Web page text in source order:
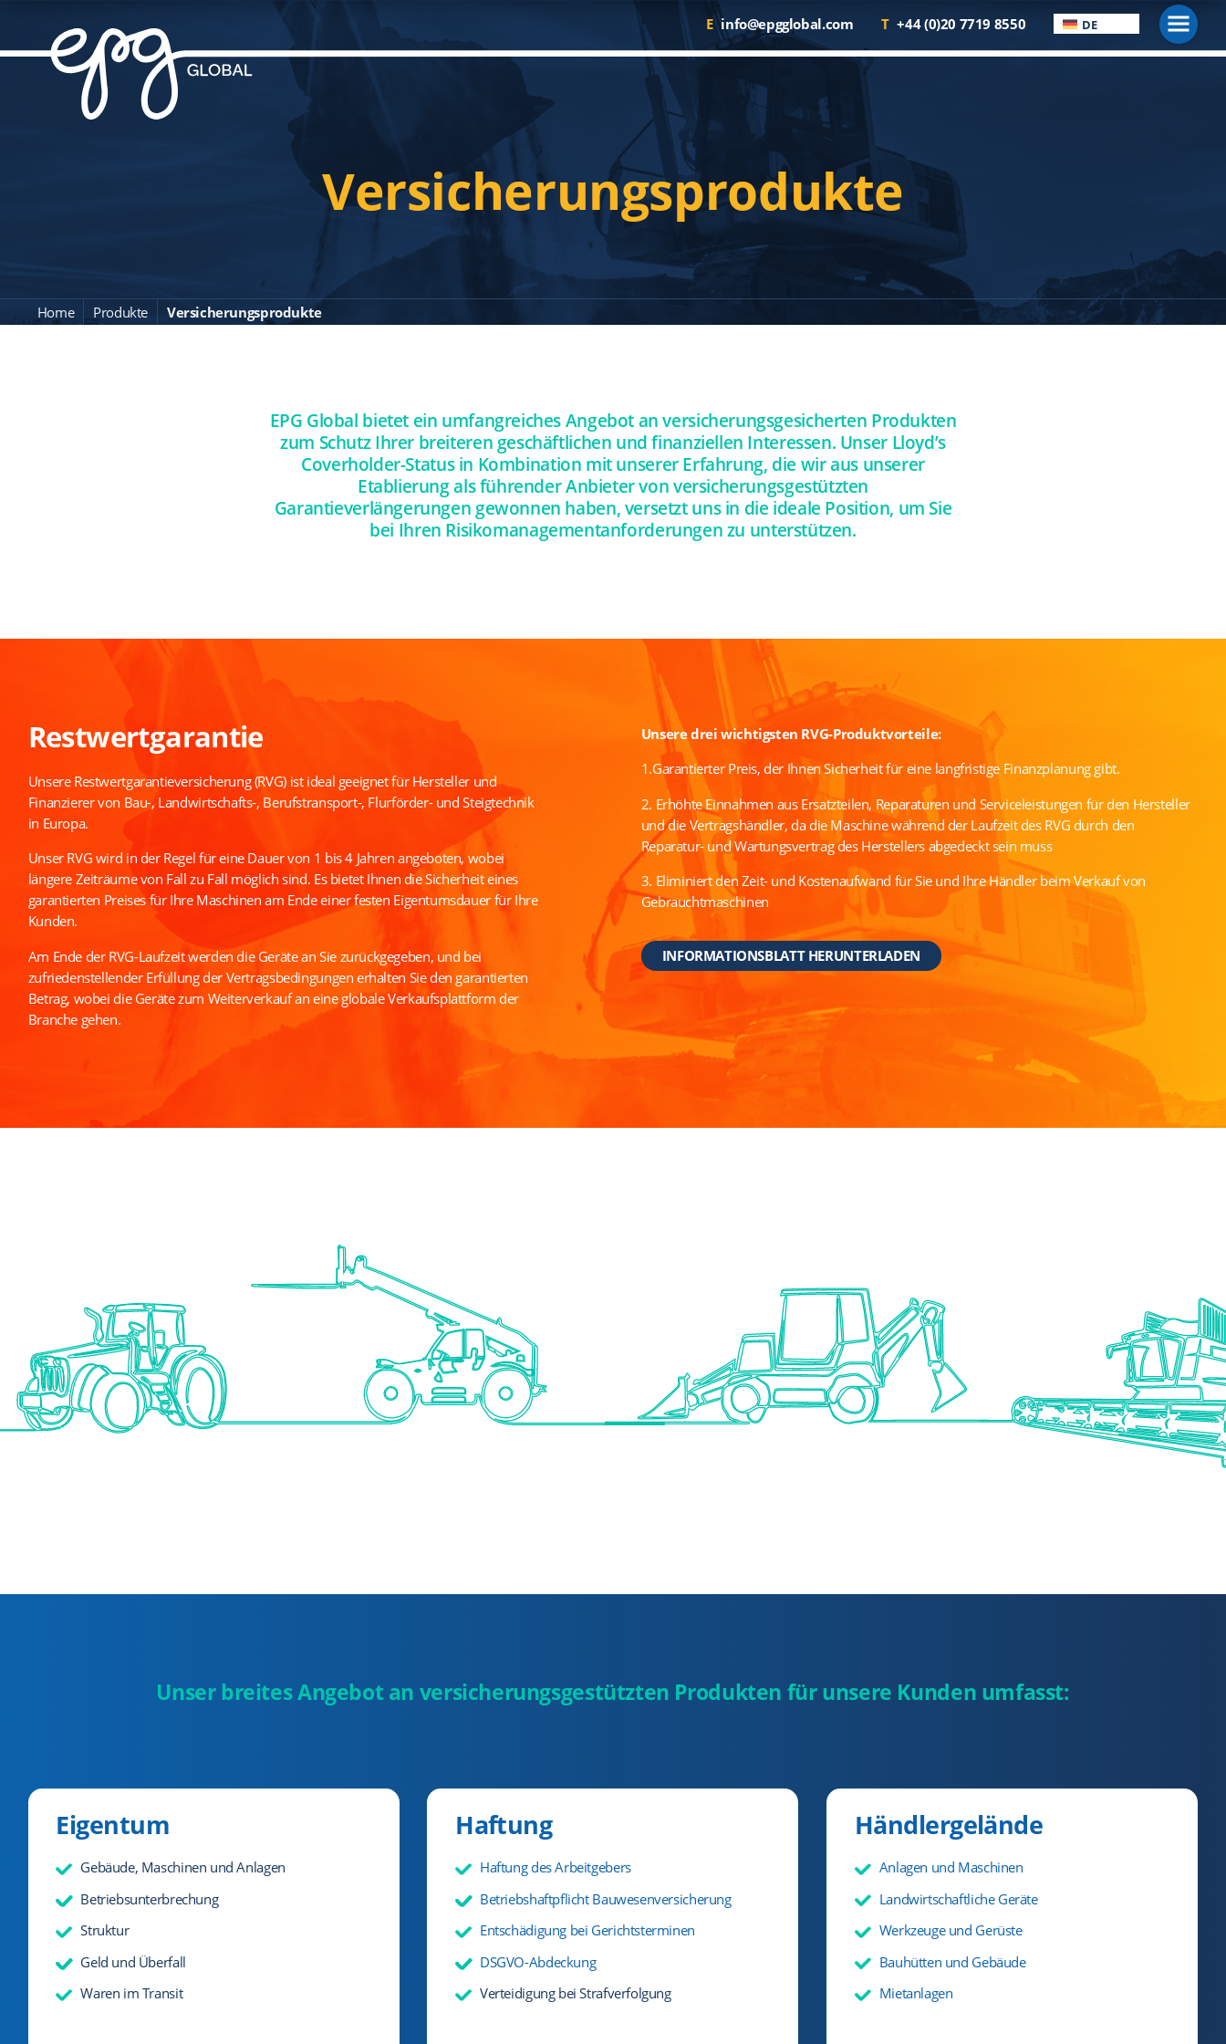
E info@epgglobal.com T +44 (0)20 7719 8550 DE
Versicherungsprodukte
Home Produkte Versicherungsprodukte
EPG Global bietet ein umfangreiches Angebot an versicherungsgesicherten Produkten
zum Schutz Ihrer breiteren geschäftlichen und finanziellen Interessen. Unser Lloyd’s
Coverholder-Status in Kombination mit unserer Erfahrung, die wir aus unserer
Etablierung als führender Anbieter von versicherungsgestützten
Garantieverlängerungen gewonnen haben, versetzt uns in die ideale Position, um Sie
bei Ihren Risikomanagementanforderungen zu unterstützen.
Restwertgarantie
Unsere Restwertgarantieversicherung (RVG) ist ideal geeignet für Hersteller und
Finanzierer von Bau-, Landwirtschafts-, Berufstransport-, Flurförder- und Steigtechnik
in Europa.
Unser RVG wird in der Regel für eine Dauer von 1 bis 4 Jahren angeboten, wobei
längere Zeiträume von Fall zu Fall möglich sind. Es bietet Ihnen die Sicherheit eines
garantierten Preises für Ihre Maschinen am Ende einer festen Eigentumsdauer für Ihre
Kunden.
Am Ende der RVG-Laufzeit werden die Geräte an Sie zurückgegeben, und bei
zufriedenstellender Erfüllung der Vertragsbedingungen erhalten Sie den garantierten
Betrag, wobei die Geräte zum Weiterverkauf an eine globale Verkaufsplattform der
Branche gehen.
Unsere drei wichtigsten RVG-Produktvorteile:
1.Garantierter Preis, der Ihnen Sicherheit für eine langfristige Finanzplanung gibt.
2. Erhöhte Einnahmen aus Ersatzteilen, Reparaturen und Serviceleistungen für den Hersteller
und die Vertragshändler, da die Maschine während der Laufzeit des RVG durch den
Reparatur- und Wartungsvertrag des Herstellers abgedeckt sein muss
3. Eliminiert den Zeit- und Kostenaufwand für Sie und Ihre Händler beim Verkauf von
Gebrauchtmaschinen
INFORMATIONSBLATT HERUNTERLADEN
Unser breites Angebot an versicherungsgestützten Produkten für unsere Kunden umfasst:
Eigentum
Gebäude, Maschinen und Anlagen
Betriebsunterbrechung
Struktur
Geld und Überfall
Waren im Transit
Haftung
Haftung des Arbeitgebers
Betriebshaftpflicht Bauwesenversicherung
Entschädigung bei Gerichtsterminen
DSGVO-Abdeckung
Verteidigung bei Strafverfolgung
Händlergelände
Anlagen und Maschinen
Landwirtschaftliche Geräte
Werkzeuge und Gerüste
Bauhütten und Gebäude
Mietanlagen